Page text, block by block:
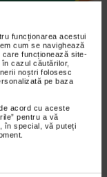
funcționarea acestui
cum se navighează
care funcționează site-
cazul căutărilor,
noștri folosesc
pe baza
acord cu aceste
pentru a vă
în special, vă puteți
Preț întreg: 55.90 Lei
Preț redus: 33.54 Lei